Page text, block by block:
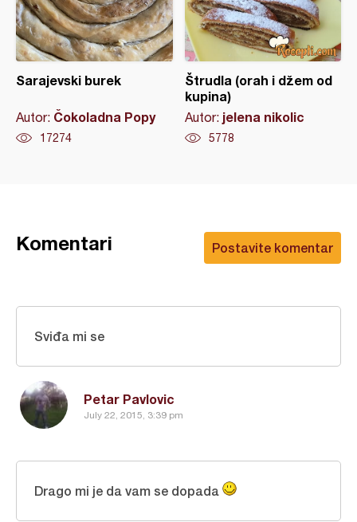
Sarajevski burek
Autor: Čokoladna Popy
17274
Štrudla (orah i džem od
kupina)
Autor: jelena nikolic
5778
Postavite komentar
Komentari
Petar Pavlovic
July 22, 2015, 3:39 pm
Sviđa mi se
Drago mi je da vam se dopada